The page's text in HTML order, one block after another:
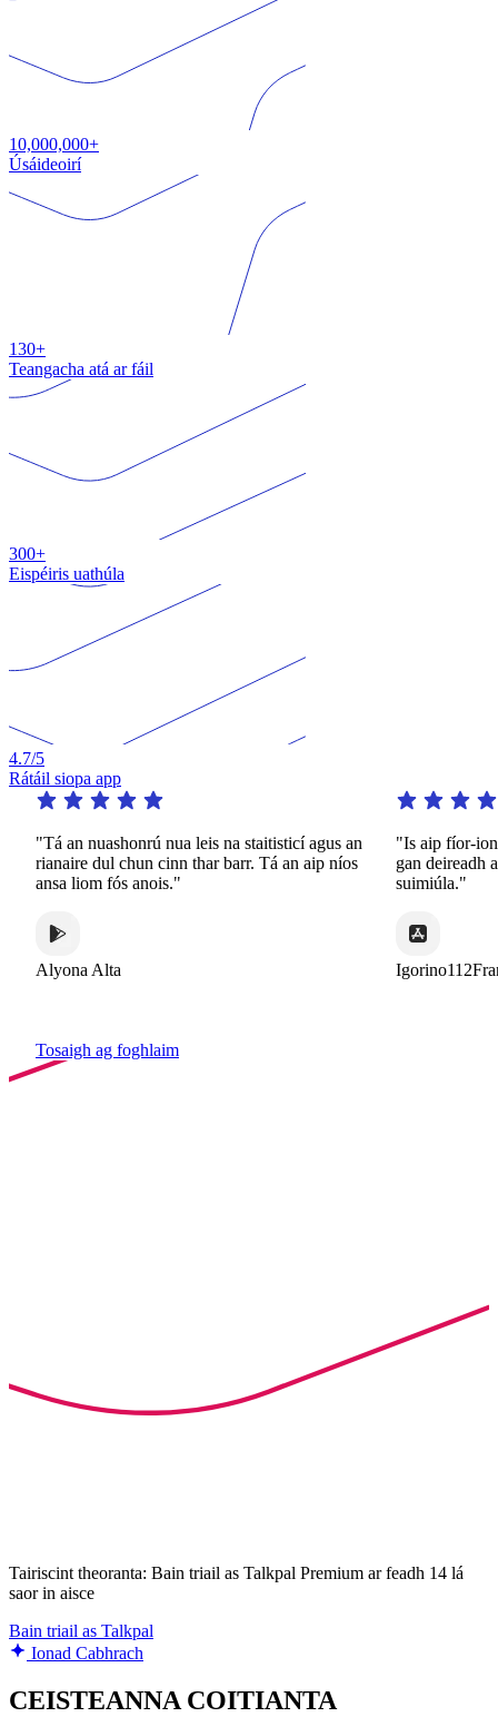
10,000,000+
Úsáideoirí
130+
Teangacha atá ar fáil
300+
Eispéiris uathúla
4.7/5
Rátáil siopa app
na staitisticí agus an
barr. Tá an aip níos
"Is aip fíor-iontach é seo. Cuireann sé
gan deireadh ar fáil ar bhealaí dinimiciúla
Tosaigh ag foghlaim
Tairiscint theoranta: Bain triail as Talkpal Premium ar feadh 14 lá
saor in aisce
Bain triail as Talkpal
Ionad Cabhrach
CEISTEANNA COITIANTA